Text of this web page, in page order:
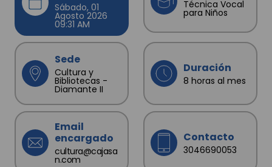
Sábado, 01
Agosto 2026
09:31 AM
Técnica Vocal
para Niños
Sede
Cultura y
Bibliotecas -
Diamante II
Duración
8 horas al mes
Email
encargado
cultura@cajasa
n.com
Contacto
3046690053